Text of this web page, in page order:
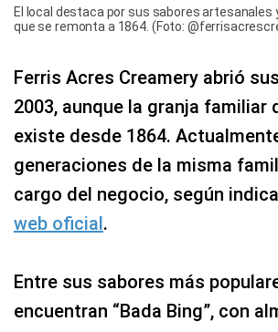
El local destaca por sus sabores artesanales
que se remonta a 1864. (Foto:
Ferris Acres Creamery abrió
2003, aunque la granja familiar
existe desde 1864.
generaciones de la misma
cargo del negocio, según
web oficial.
Entre sus sabores más
encuentran “Bada Bing”, con